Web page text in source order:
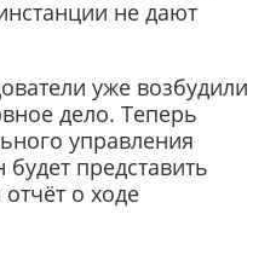
не дают
уже возбудили
дело. Теперь
управления
представить
о ходе